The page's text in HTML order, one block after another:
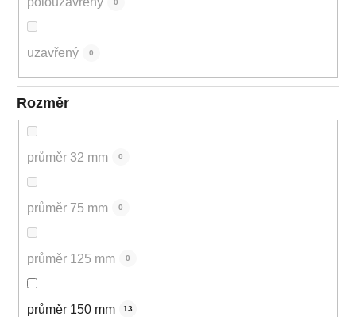
uzavřený 0
Rozměr
průměr 32 mm 0
průměr 75 mm 0
průměr 125 mm 0
průměr 150 mm 13